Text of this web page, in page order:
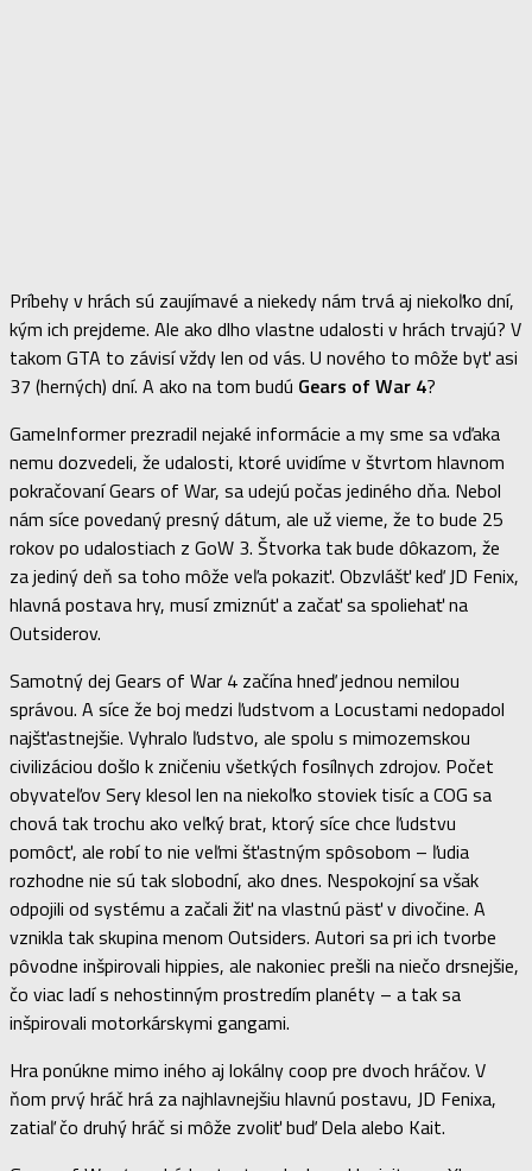
Príbehy v hrách sú zaujímavé a niekedy nám trvá aj niekoľko dní,
kým ich prejdeme. Ale ako dlho vlastne udalosti v hrách trvajú? V
takom GTA to závisí vždy len od vás. U nového to môže byť asi
37 (herných) dní. A ako na tom budú Gears of War 4?
GameInformer prezradil nejaké informácie a my sme sa vďaka
nemu dozvedeli, že udalosti, ktoré uvidíme v štvrtom hlavnom
pokračovaní Gears of War, sa udejú počas jediného dňa. Nebol
nám síce povedaný presný dátum, ale už vieme, že to bude 25
rokov po udalostiach z GoW 3. Štvorka tak bude dôkazom, že
za jediný deň sa toho môže veľa pokaziť. Obzvlášť keď JD Fenix,
hlavná postava hry, musí zmiznúť a začať sa spoliehať na
Outsiderov.
Samotný dej Gears of War 4 začína hneď jednou nemilou
správou. A síce že boj medzi ľudstvom a Locustami nedopadol
najšťastnejšie. Vyhralo ľudstvo, ale spolu s mimozemskou
civilizáciou došlo k zničeniu všetkých fosílnych zdrojov. Počet
obyvateľov Sery klesol len na niekoľko stoviek tisíc a COG sa
chová tak trochu ako veľký brat, ktorý síce chce ľudstvu
pomôcť, ale robí to nie veľmi šťastným spôsobom – ľudia
rozhodne nie sú tak slobodní, ako dnes. Nespokojní sa však
odpojili od systému a začali žiť na vlastnú päsť v divočine. A
vznikla tak skupina menom Outsiders. Autori sa pri ich tvorbe
pôvodne inšpirovali hippies, ale nakoniec prešli na niečo drsnejšie,
čo viac ladí s nehostinným prostredím planéty – a tak sa
inšpirovali motorkárskymi gangami.
Hra ponúkne mimo iného aj lokálny coop pre dvoch hráčov. V
ňom prvý hráč hrá za najhlavnejšiu hlavnú postavu, JD Fenixa,
zatiaľ čo druhý hráč si môže zvoliť buď Dela alebo Kait.